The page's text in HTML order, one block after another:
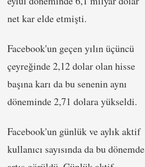
net kar elde etmişti.
Facebook'un geçen yılın üçüncü
çeyreğinde 2,12 dolar olan hisse
başına karı da bu senenin aynı
döneminde 2,71 dolara yükseldi.
Facebook'un günlük ve aylık aktif
kullanıcı sayısında da bu dönemde